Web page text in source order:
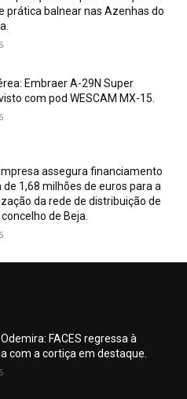
prática balnear nas Azenhas do
Embraer A-29N Super
com pod WESCAM MX-15.
assegura financiamento
de 1,68 milhões de euros para a
da rede de distribuição de
de Beja.
FACES regressa à
com a cortiça em destaque.